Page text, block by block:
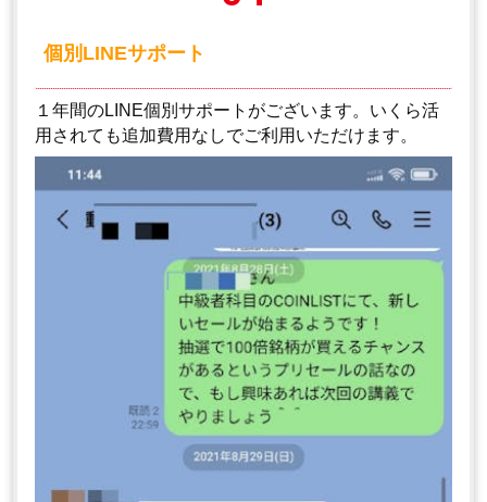
個別LINEサポート
１年間のLINE個別サポートがございます。いくら活
用されても追加費用なしでご利用いただけます。